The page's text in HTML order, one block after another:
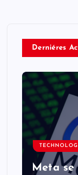
Derniéres
Meta